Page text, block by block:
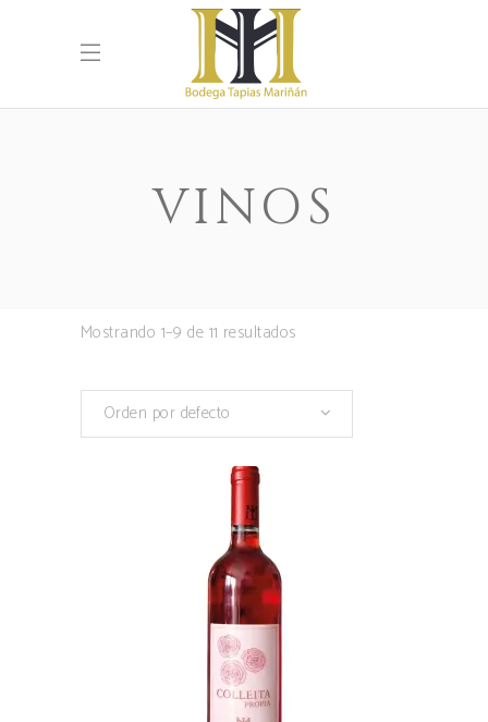
VINOS
Mostrando 1–9 de 11 resultados
Orden por defecto
Colleita
Propia
Rosado
cantidad
AÑADIR AL CARRITO